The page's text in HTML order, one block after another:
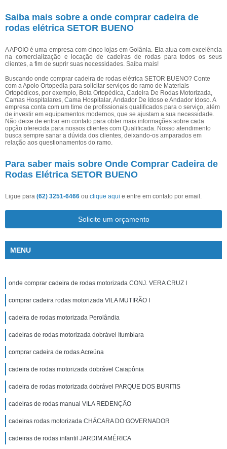
Saiba mais sobre a onde comprar cadeira de
rodas elétrica SETOR BUENO
A APOIO é uma empresa com cinco lojas em Goiânia. Ela atua com excelência
na comercialização e locação de cadeiras de rodas para todos os seus
clientes, a fim de suprir suas necessidades. Saiba mais!
Buscando onde comprar cadeira de rodas elétrica SETOR BUENO? Conte
com a Apoio Ortopedia para solicitar serviços do ramo de Materiais
Ortopédicos, por exemplo, Bota Ortopédica, Cadeira De Rodas Motorizada,
Camas Hospitalares, Cama Hospitalar, Andador De Idoso e Andador Idoso. A
empresa conta com um time de profissionais qualificados para o serviço, além
de investir em equipamentos modernos, que se ajustam a sua necessidade.
Não deixe de entrar em contato para obter mais informações sobre cada
opção oferecida para nossos clientes com Qualificada. Nosso atendimento
busca sempre sanar a dúvida dos clientes, deixando-os amparados em
relação aos questionamentos do ramo.
Para saber mais sobre Onde Comprar Cadeira de
Rodas Elétrica SETOR BUENO
Ligue para (62) 3251-6466 ou clique aqui e entre em contato por email.
Solicite um orçamento
MENU
onde comprar cadeira de rodas motorizada CONJ. VERA CRUZ I
comprar cadeira rodas motorizada VILA MUTIRÃO I
cadeira de rodas motorizada Perolândia
cadeiras de rodas motorizada dobrável Itumbiara
comprar cadeira de rodas Acreúna
cadeira de rodas motorizada dobrável Caiapônia
cadeira de rodas motorizada dobrável PARQUE DOS BURITIS
cadeiras de rodas manual VILA REDENÇÃO
cadeiras rodas motorizada CHÁCARA DO GOVERNADOR
cadeiras de rodas infantil JARDIM AMÉRICA